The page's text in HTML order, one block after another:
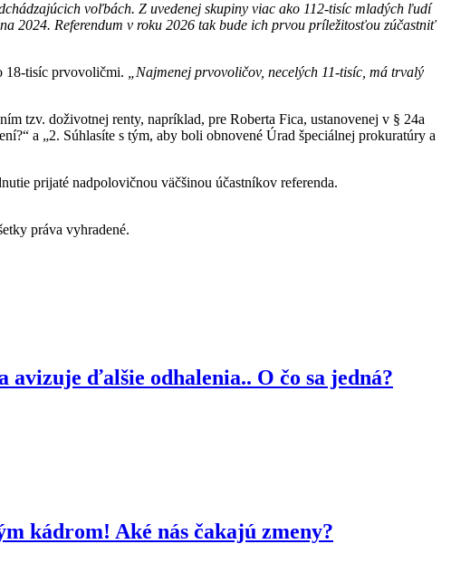
voľbách. Z uvedenej skupiny viac ako 112-tisíc mladých ľudí
2024. Referendum v roku 2026 tak bude ich prvou príležitosťou zúčastniť
18-tisíc prvovoličmi.
„Najmenej prvovoličov, necelých 11-tisíc, má trvalý
tzv. doživotnej renty, napríklad, pre Roberta Fica, ustanovenej v § 24a
a „2. Súhlasíte s tým, aby boli obnovené Úrad špeciálnej prokuratúry a
prijaté nadpolovičnou väčšinou účastníkov referenda.
práva vyhradené.
ďalšie odhalenia.. O čo sa jedná?
kádrom! Aké nás čakajú zmeny?